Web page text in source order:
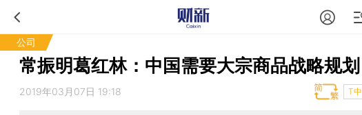
公司
常振明葛红林：中国需要大宗商品战略规划
2019年03月07日 19:18 T中